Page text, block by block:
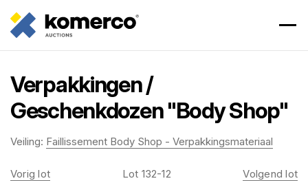
Verpakkingen /
Geschenkdozen "Body Shop"
Veiling: Faillissement Body Shop - Verpakkingsmateriaal
Vorig lot Lot 132-12 Volgend lot